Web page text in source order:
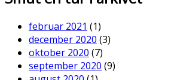
februar 2021 (1)
december 2020 (3)
oktober 2020 (7)
september 2020 (9)